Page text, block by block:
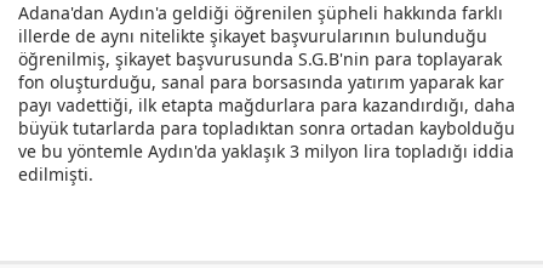
Adana'dan Aydın'a geldiği öğrenilen şüpheli hakkında farklı
illerde de aynı nitelikte şikayet başvurularının bulunduğu
öğrenilmiş, şikayet başvurusunda S.G.B'nin para toplayarak
fon oluşturduğu, sanal para borsasında yatırım yaparak kar
payı vadettiği, ilk etapta mağdurlara para kazandırdığı, daha
büyük tutarlarda para topladıktan sonra ortadan kaybolduğu
ve bu yöntemle Aydın'da yaklaşık 3 milyon lira topladığı iddia
edilmişti.